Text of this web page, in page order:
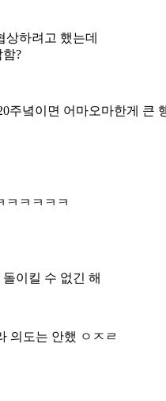
하려고 했는데
?
주녘이면 어마오마한게 큰
ㅋㅋㅋㅋㅋ
이킬 수 없긴 해
의도는 안했 ㅇㅈㄹ